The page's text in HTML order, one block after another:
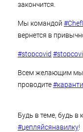
закончится.
Мы командой
вернется в
#stopcovid
Всем желающим мы
проводите
Будь в теме, будь в
#цепляйсянавилку!